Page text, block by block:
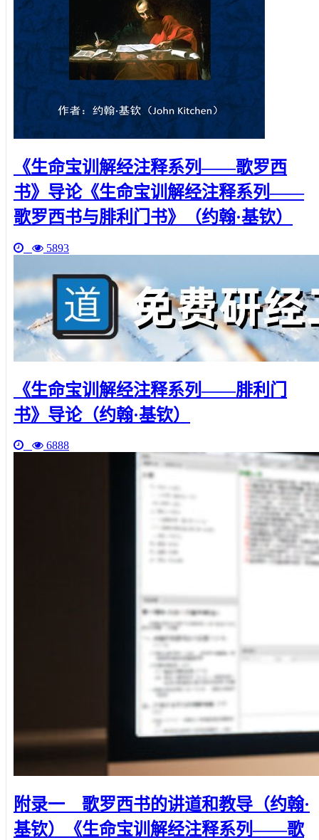
《生命宝训解经注释系列——歌罗西
书》导论《生命宝训解经注释系列——
歌罗西书与腓利门书》（约翰·基钦）
5893
《生命宝训解经注释系列——腓利门
书》导论（约翰·基钦）
6888
附录一 歌罗西书的讲道和教导（约翰·
基钦）《生命宝训解经注释系列——歌